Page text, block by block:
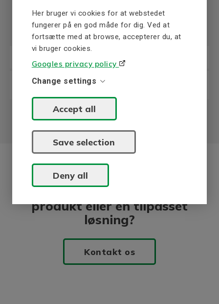
Her bruger vi cookies for at webstedet
fungerer på en god måde for dig. Ved at
fortsætte med at browse, accepterer du, at
vi bruger cookies.
Googles privacy policy
Change settings
Accept all
Save selection
Deny all
Brochurer og datafoldere
Silicoul connection cable, class H 180°C
Har du brug for et specielt
produkt eller en tilpasset
løsning?
Kontakt os